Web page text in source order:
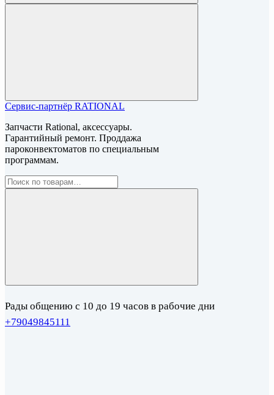
Сервис-партнёр RATIONAL
Запчасти Rational, аксессуары.
Гарантийный ремонт. Проддажа
пароконвектоматов по специальным
программам.
Рады общению с 10 до 19 часов в рабочие дни
+79049845111